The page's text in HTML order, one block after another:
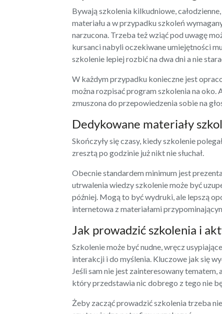
Bywają szkolenia kilkudniowe,
materiału a w przypadku szkoleń
narzucona. Trzeba też wziąć pod uwagę
kursanci nabyli oczekiwane umiejętności
szkolenie lepiej rozbić na dwa dni a nie
W każdym przypadku konieczne jest
można rozpisać program szkolenia na oko.
zmuszona do przepowiedzenia sobie na
Dedykowane materiały
Skończyły się czasy, kiedy szkolenie
zresztą po godzinie już nikt nie słuchał.
Obecnie standardem minimum jest
utrwalenia wiedzy szkolenie może być
później. Mogą to być wydruki, ale lepszą
internetowa z materiałami
Jak prowadzić szkolenia i
Szkolenie może być nudne, wręcz
interakcji i do myślenia. Kluczowe jak się
Jeśli sam nie jest zainteresowany
który przedstawia nic dobrego z tego nie
Żeby zacząć prowadzić szkolenia trzeba